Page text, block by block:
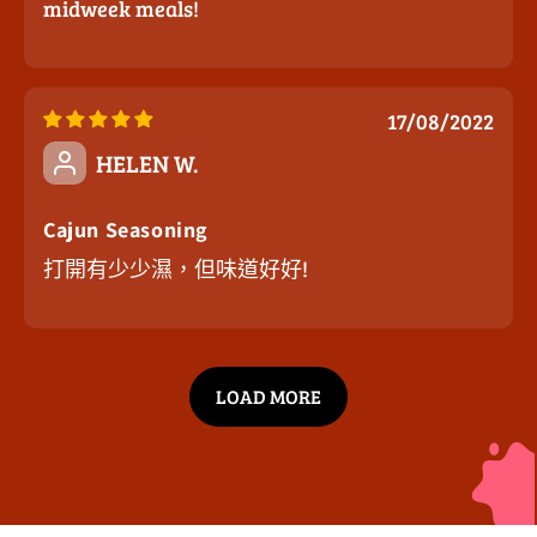
midweek meals!
17/08/2022
HELEN W.
Cajun Seasoning
打開有少少濕，但味道好好!
LOAD MORE